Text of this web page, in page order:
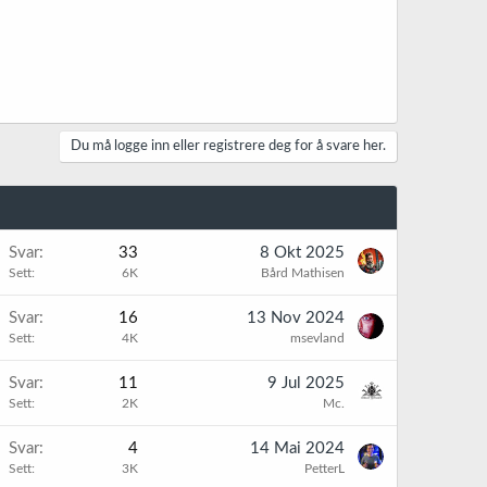
Du må logge inn eller registrere deg for å svare her.
Svar 33
Sett 6K
8 Okt 2025
Bård Mathisen
Svar 16
Sett 4K
13 Nov 2024
msevland
Svar 11
Sett 2K
9 Jul 2025
Mc.
Svar 4
Sett 3K
14 Mai 2024
PetterL